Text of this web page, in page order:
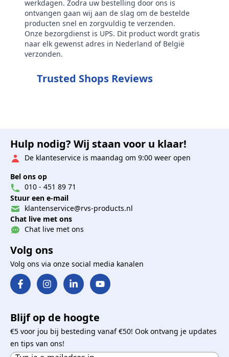
werkdagen. Zodra uw bestelling door ons is
ontvangen gaan wij aan de slag om de bestelde
producten snel en zorgvuldig te verzenden.
Onze bezorgdienst is UPS. Dit product wordt gratis
naar elk gewenst adres in Nederland of België
verzonden.
Trusted Shops Reviews
Hulp nodig? Wij staan voor u klaar!
De klanteservice is maandag om 9:00 weer open
Bel ons op
010 - 451 89 71
Stuur een e-mail
klantenservice@rvs-products.nl
Chat live met ons
Chat live met ons
Volg ons
Volg ons via onze social media kanalen
Blijf op de hoogte
€5 voor jou bij besteding vanaf €50! Ook ontvang je updates
en tips van ons!